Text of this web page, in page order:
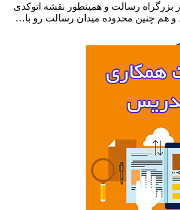
رسالت و همینطور نقشه اتوکدی
چنین محدوده میدان رسالت رو با…